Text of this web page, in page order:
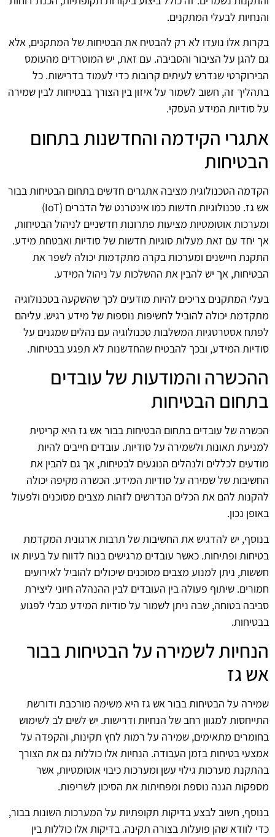
והנחיות לבעלי המתקנים.
בקרות אלו נועדו לא רק להבטיח את הבטיחות של המתקנים, אלא
גם להגן על הציבור והסביבה. עם זאת, יש המוטרדים מהעומס
הבירוקרטי שנדרש לעיתים קרובות כדי לעמוד בדרישות. כל
בתהליך זה, חשוב לשמור על איזון בין הצורך בבטיחות לבין שמירה
על סודיות המידע העסקי.
אתגרי הקידמה והחדשנות בתחום
הבטיחות
הקדמה הטכנולוגית מציבה אתגרים חדשים בתחום הבטיחות בבור
אש גז. טכנולוגיות חדשות כמו אינטרנט של הדברים (IoT)
ומערכות אוטומטיות מציעות פתרונות חדשניים לניהול הבטיחות,
אך יחד עם זאת מעלות סוגיות חדשות של סודיות ואבטחת מידע.
התקנת חיישנים ומערכות בקרה מתקדמות יכולה לשפר את
הבטיחות, אך יש להבין את ההשלכות על ניהול המידע.
בעלי המתקנים צריכים להיות מודעים לכך שהשקעה בטכנולוגיה
מתקדמת יכולה להוביל לחשיפות נוספות של מידע רגיש. עליהם
לפתח אסטרטגיות המשלבות טכנולוגיה עם נהלים שמגנים על
סודיות המידע, ובכך להבטיח שהחדשנות לא תפגע בבטיחות.
ההכשרה והמודעות של עובדים
בתחום הבטיחות
הכשרה של עובדים בתחום הבטיחות בבור אש גז היא קריטית
למניעת תאונות ולשמירה על סודיות. עובדים חייבים להיות
מודעים לכללים ולנהלים הנוגעים לבטיחות, אך גם להבין את
החשיבות של שמירה על סודיות המידע. הכשרה מקיפה יכולה
להקנות להם את הכלים הנדרשים לזהות מצבים מסוכנים ולפעול
באופן נכון.
בנוסף, יש להדגיש את החשיבות של תרבות ארגונית המקדמת
בטיחות ופתיחות. כאשר עובדים מרגישים בנוח לדווח על בעיות או
חששות, ניתן למנוע מצבים מסוכנים שיכולים להוביל לאירועים
חמורים. שיתוף פעולה בין העובדים לבין ההנהלה חיוני ליצירת
סביבה בטוחה, שבה ניתן לשמור על סודיות המידע מבלי לפגוע
בבטיחות.
הנחיות לשמירה על הבטיחות בבור
אש גז
שמירה על הבטיחות בבור אש גז היא משימה מורכבת ודורשת
התייחסות למגוון רחב של הנחיות ודרישות. יש לשים לב לשימוש
בחומרים מתאימים, שמירה על רמות לחץ תקינות, והקפדה על
אמצעי בטיחות בזמן העבודה. הנחיות אלו כוללות גם את הצורך
בהתקנת מערכות גילוי עשן ומערכות כיבוי אוטומטיות, אשר
מספקות הגנה נוספת ומפחיתות את הסיכון לשריפות.
בנוסף, חשוב לבצע בדיקות תקופתיות על המערכות השונות בבור,
כדי לוודא שהן פועלות בצורה תקינה. בדיקות אלו כוללות בין